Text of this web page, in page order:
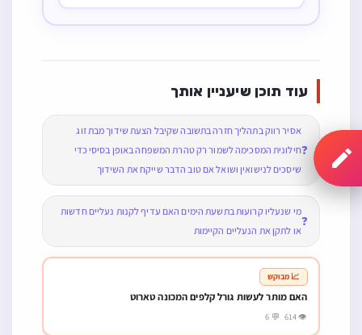
עוד תוכן שיעניין אותך
❓
אסיר רווק בתהליך חזרה בתשובה שקיבל הצעת שידוך מבת זוג
חילונית המסכימה לשמור רק טהרת המשפחה באופן בסיסי כדי
שיסכים לנישואין ושואל אם טוב הדבר שייקח את השידוך
❓
מי שנעליו קרועות בתשעת הימים האם עדיף לקנות נעליים חדשות
או לתקן את הנעליים הקיימות
📈 מבוקש
האם מותר לעשות גורל קלפים המכונה טארוט
👁 614 💬 6